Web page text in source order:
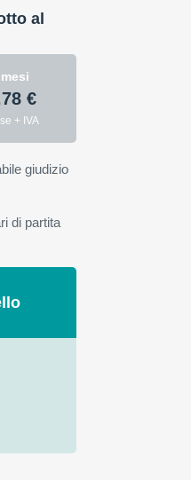
al
€
+ IVA
giudizio
di partita